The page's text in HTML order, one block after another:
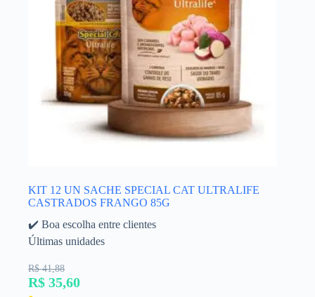
KIT 12 UN SACHE SPECIAL CAT ULTRALIFE
CASTRADOS FRANGO 85G
✔️ Boa escolha entre clientes
Últimas unidades
R$ 41,88
R$ 35,60